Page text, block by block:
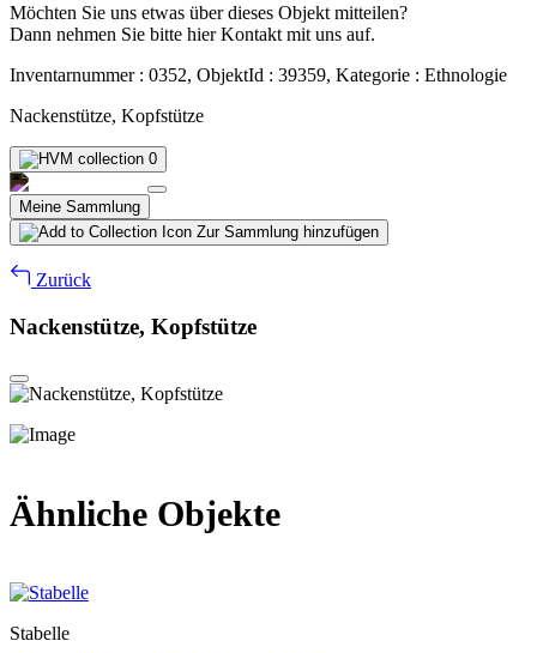
Möchten Sie uns etwas über dieses Objekt mitteilen?
Dann nehmen Sie bitte hier Kontakt mit uns auf.
Inventarnummer : 0352, ObjektId : 39359, Kategorie : Ethnologie
Nackenstütze, Kopfstütze
0
Meine Sammlung
Zur Sammlung hinzufügen
Zurück
Nackenstütze, Kopfstütze
Ähnliche Objekte
Stabelle